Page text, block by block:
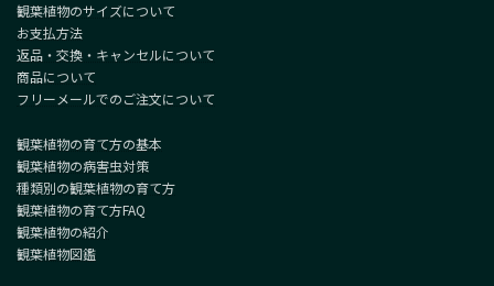
観葉植物のサイズについて
お支払方法
返品・交換・キャンセルについて
商品について
フリーメールでのご注文について
観葉植物の育て方の基本
観葉植物の病害虫対策
種類別の観葉植物の育て方
観葉植物の育て方FAQ
観葉植物の紹介
観葉植物図鑑